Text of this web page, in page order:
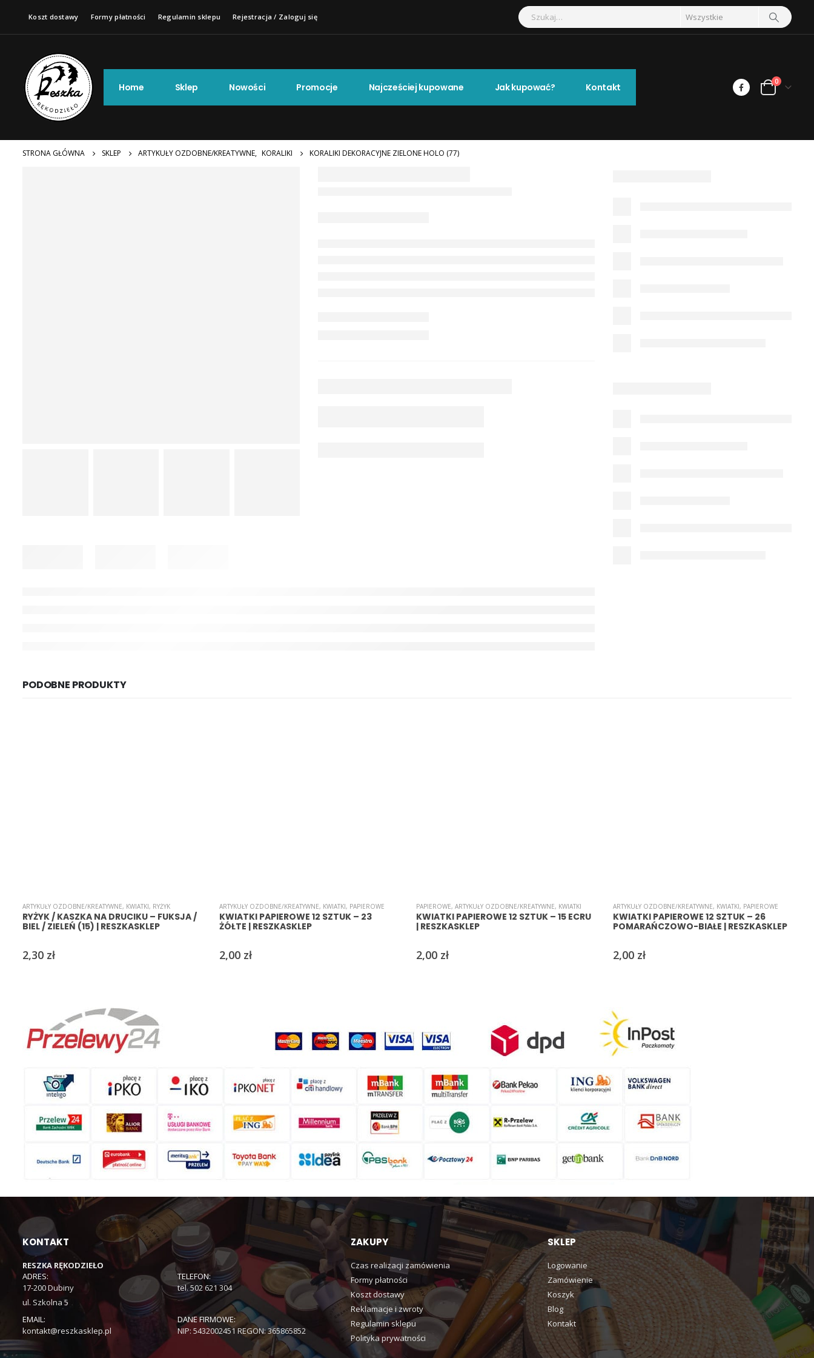
Koszt dostawy Formy płatności Regulamin sklepu Rejestracja / Zaloguj się
Home Sklep Nowości Promocje Najcześciej kupowane Jak kupować? Kontakt 0
STRONA GŁÓWNA SKLEP ARTYKUŁY OZDOBNE/KREATYWNE, KORALIKI KORALIKI DEKORACYJNE ZIELONE HOLO (77)
PODOBNE PRODUKTY
ARTYKUŁY OZDOBNE/KREATYWNE, KWIATKI, RYŻYK
RYŻYK / KASZKA NA DRUCIKU – FUKSJA /
BIEL / ZIELEŃ (15) | RESZKASKLEP
2,30 zł
ARTYKUŁY OZDOBNE/KREATYWNE, KWIATKI, PAPIEROWE
KWIATKI PAPIEROWE 12 SZTUK – 23
ŻÓŁTE | RESZKASKLEP
2,00 zł
PAPIEROWE, ARTYKUŁY OZDOBNE/KREATYWNE, KWIATKI
KWIATKI PAPIEROWE 12 SZTUK – 15 ECRU
| RESZKASKLEP
2,00 zł
ARTYKUŁY OZDOBNE/KREATYWNE, KWIATKI, PAPIEROWE
KWIATKI PAPIEROWE 12 SZTUK – 26
POMARAŃCZOWO-BIAŁE | RESZKASKLEP
2,00 zł
KONTAKT
RESZKA RĘKODZIEŁO
ADRES:
17-200 Dubiny
ul. Szkolna 5
TELEFON:
tel. 502 621 304
EMAIL:
kontakt@reszkasklep.pl
DANE FIRMOWE:
NIP: 5432002451 REGON: 365865852
ZAKUPY
Czas realizacji zamówienia
Formy płatności
Koszt dostawy
Reklamacje i zwroty
Regulamin sklepu
Polityka prywatności
SKLEP
Logowanie
Zamówienie
Koszyk
Blog
Kontakt